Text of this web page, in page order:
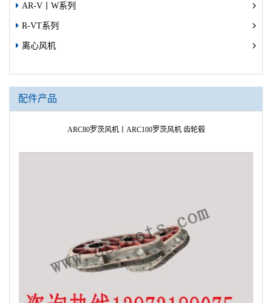
AR-V丨W系列
R-VT系列
离心风机
配件产品